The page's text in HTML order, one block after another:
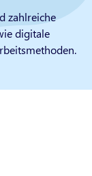
zahlreiche
digitale